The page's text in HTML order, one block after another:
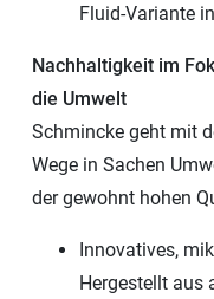
Fluid-Variante
Nachhaltigkeit im
die Umwelt
Schmincke geht mit
Wege in Sachen
der gewohnt hohen
Innovatives,
Hergestellt aus